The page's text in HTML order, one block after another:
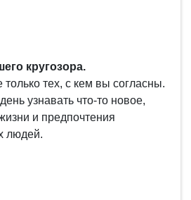
кругозора.
только тех, с кем вы согласны.
узнавать что-то новое,
и предпочтения
людей.